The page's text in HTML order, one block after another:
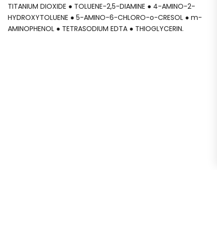
TITANIUM DIOXIDE ● TOLUENE-2,5-DIAMINE ● 4-AMINO-2-
HYDROXYTOLUENE ● 5-AMINO-6-CHLORO-o-CRESOL ● m-
AMINOPHENOL ● TETRASODIUM EDTA ● THIOGLYCERIN.